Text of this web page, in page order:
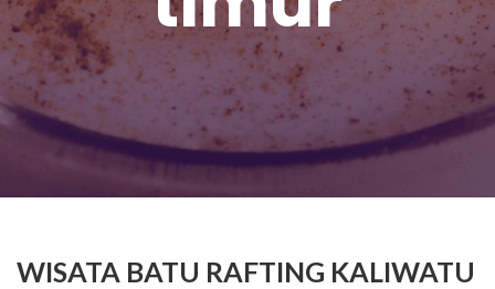
WISATA BATU RAFTING KALIWATU